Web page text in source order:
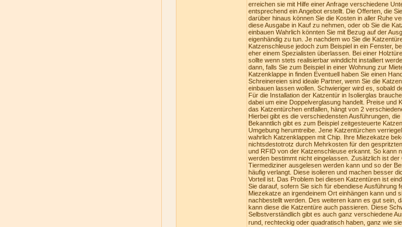
erreichen sie mit Hilfe einer Anfrage verschiedene
entsprechend ein Angebot erstellt. Die Offerten, die
darüber hinaus können Sie die Kosten in aller Ruhe
diese Ausgabe in Kauf zu nehmen, oder ob Sie die
einbauen Wahrlich könnten Sie mit Bezug auf der
eigenhändig zu tun. Je nachdem wo Sie die
Katzenschleuse jedoch zum Beispiel in ein Fenster,
eher einem Spezialisten überlassen. Bei einer
sollte wenn stets realisierbar winddicht installiert
dann, falls Sie zum Beispiel in einer Wohnung zur
Katzenklappe in finden Eventuell haben Sie einen
Schreinereien sind ideale Partner, wenn Sie die
einbauen lassen wollen. Schwieriger wird es, sobald
Für die Installation der Katzentür in Isolierglas
dabei um eine Doppelverglasung handelt. Preise
das Katzentürchen entfallen, hängt von 2
Hierbei gibt es die verschiedensten Ausführungen,
Bekanntlich gibt es zum Beispiel zeitgesteuerte
Umgebung herumtreibe. Jene Katzentürchen
wahrlich Katzenklappen mit Chip. Ihre Miezekatze
nichtsdestotrotz durch Mehrkosten für den
und RFID von der Katzenschleuse erkannt. So kann
werden bestimmt nicht eingelassen. Zusätzlich ist
Tiermediziner ausgelesen werden kann und so der
häufig verlangt. Diese isolieren und machen besser
Vorteil ist. Das Problem bei diesen Katzentüren ist
Sie darauf, sofern Sie sich für ebendiese Ausführung
Miezekatze an irgendeinem Ort einhängen kann und
nachbestellt werden. Des weiteren kann es gut sein,
kann diese die Katzentüre auch passieren. Diese
Selbstverständlich gibt es auch ganz verschiedene
rund, rechteckig oder quadratisch haben, ganz wie